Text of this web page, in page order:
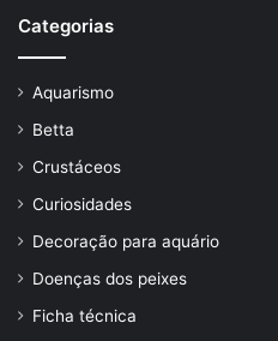
Categorias
Aquarismo
Betta
Crustáceos
Curiosidades
Decoração para aquário
Doenças dos peixes
Ficha técnica